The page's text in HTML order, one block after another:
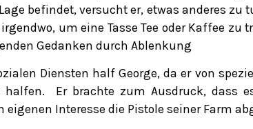
befindet, versucht er, etwas anderes
um eine Tasse Tee oder Kaffee
Gedanken durch Ablenkung
Diensten half George, da er von
Er brachte zum Ausdruck, dass
Interesse die Pistole seiner Farm